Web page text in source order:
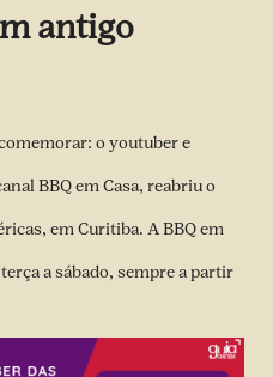
antigo
o youtuber e
BBQ em Casa, reabriu o
em Curitiba. A BBQ em
a sábado, sempre a partir